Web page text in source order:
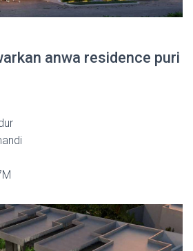
anwa residence puri